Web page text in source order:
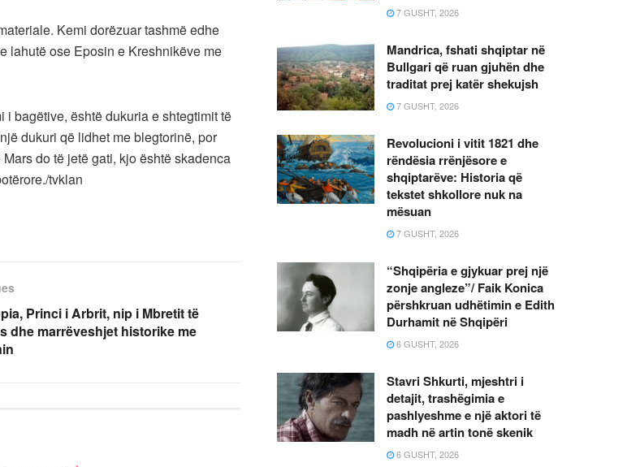
Kemi dorëzuar tashmë edhe
lahutë ose Eposin e Kreshnikëve me
bagëtive, është dukuria e shtegtimit të
dukuri që lidhet me blegtorinë, por
do të jetë gati, kjo është skadenca
tvklan
Princi i Arbrit, nip i Mbretit të
dhe marrëveshjet historike me
7 GUSHT, 2026
Mandrica, fshati shqiptar në
Bullgari që ruan gjuhën dhe
traditat prej katër shekujsh
7 GUSHT, 2026
Revolucioni i vitit 1821 dhe
rëndësia rrënjësore e
shqiptarëve: Historia që
tekstet shkollore nuk na
mësuan
7 GUSHT, 2026
“Shqipëria e gjykuar prej një
zonje angleze”/ Faik Konica
përshkruan udhëtimin e Edith
Durhamit në Shqipëri
6 GUSHT, 2026
Stavri Shkurti, mjeshtri i
detajit, trashëgimia e
pashlyeshme e një aktori të
madh në artin tonë skenik
6 GUSHT, 2026